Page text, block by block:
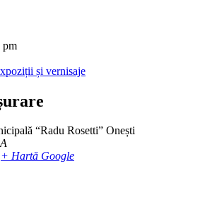
pm
și vernisaje
“Radu Rosetti” Onești
+ Hartă Google